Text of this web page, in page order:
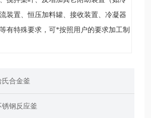
装置、恒压加料罐、接收装置、冷凝器
有特殊要求，可*按照用户的要求加工制
氏合金釜
锈钢反应釜